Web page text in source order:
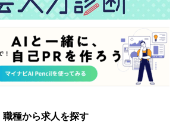
職種から求人を探す